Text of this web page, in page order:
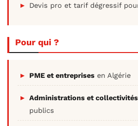
Devis pro et tarif dégressif
Pour qui ?
PME et entreprises en Algérie
Administrations et collectivités
publics